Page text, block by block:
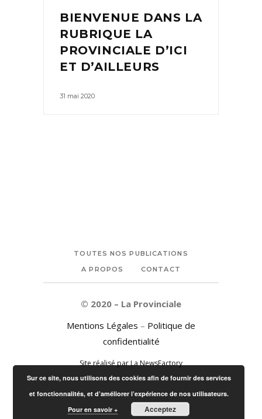
BIENVENUE DANS LA
RUBRIQUE LA
PROVINCIALE D’ICI
ET D’AILLEURS
31 mai 2020
TOUTES NOS PUBLICATIONS
A PROPOS
CONTACT
© 2020 – La Provinciale
Mentions Légales – Politique de
confidentialité
Site réalisé par La NewsFactory
Sur ce site, nous utilisons des cookies afin de fournir des services
et fonctionnalités, et d’améliorer l’expérience de nos utilisateurs.
Pour en savoir +
Acceptez